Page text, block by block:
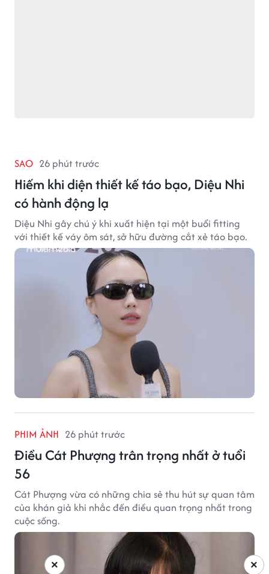
SAO 26 phút trước
Hiếm khi diện thiết kế táo bạo, Diệu Nhi
có hành động lạ
Diệu Nhi gây chú ý khi xuất hiện tại một buổi fitting
với thiết kế váy ôm sát, sở hữu đường cắt xẻ táo bạo.
PHIM ẢNH 26 phút trước
Điều Cát Phượng trân trọng nhất ở tuổi
56
Cát Phượng vừa có những chia sẻ thu hút sự quan tâm
của khán giả khi nhắc đến điều quan trọng nhất trong
cuộc sống.
×
×